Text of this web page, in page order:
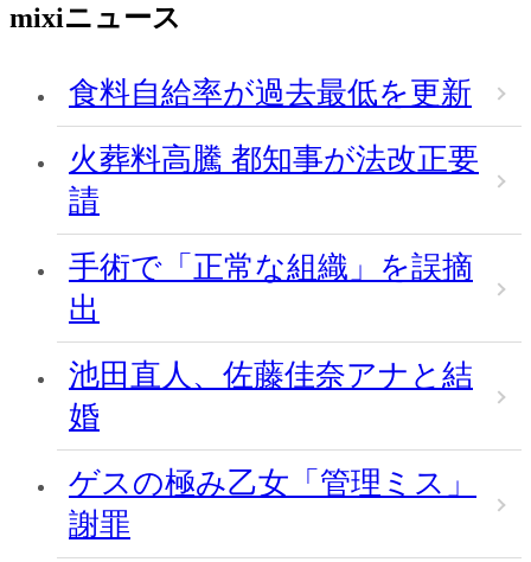
mixiニュース
食料自給率が過去最低を更新
火葬料高騰 都知事が法改正要
請
手術で「正常な組織」を誤摘
出
池田直人、佐藤佳奈アナと結
婚
ゲスの極み乙女「管理ミス」
謝罪